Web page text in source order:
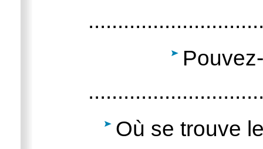
Où se trouve